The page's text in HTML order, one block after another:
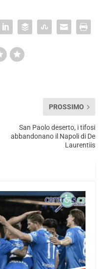
PROSSIMO
San Paolo deserto, i tifosi
abbandonano il Napoli di De
Laurentiis